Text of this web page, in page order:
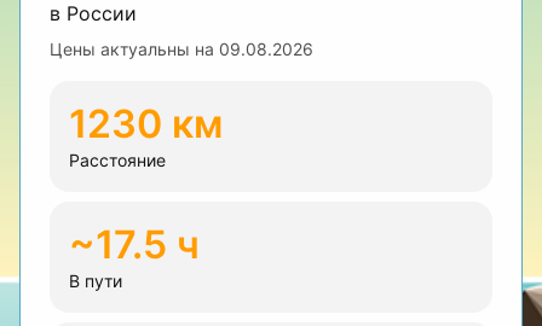
в России
Цены актуальны на 09.08.2026
1230 км
Расстояние
~17.5 ч
В пути